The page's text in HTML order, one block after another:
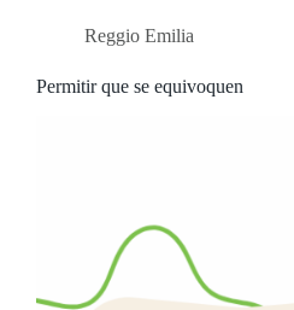
Reggio Emilia
Permitir que se equivoquen